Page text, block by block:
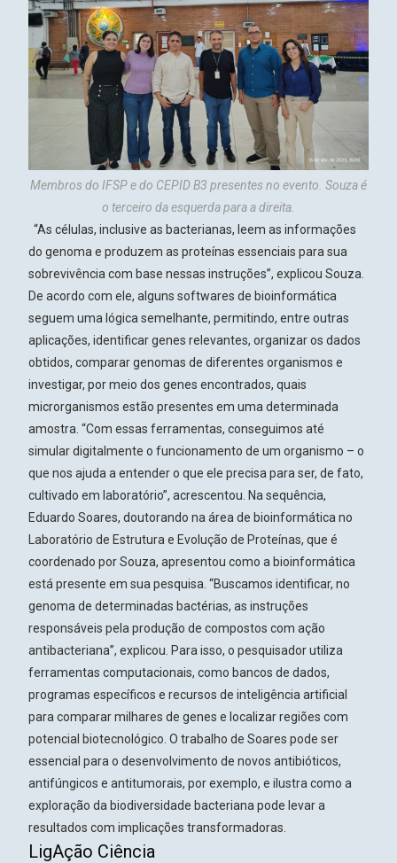
Membros do IFSP e do CEPID B3 presentes no evento. Souza é
o terceiro da esquerda para a direita.
“As células, inclusive as bacterianas, leem as informações
do genoma e produzem as proteínas essenciais para sua
sobrevivência com base nessas instruções”, explicou Souza.
De acordo com ele, alguns softwares de bioinformática
seguem uma lógica semelhante, permitindo, entre outras
aplicações, identificar genes relevantes, organizar os dados
obtidos, comparar genomas de diferentes organismos e
investigar, por meio dos genes encontrados, quais
microrganismos estão presentes em uma determinada
amostra. “Com essas ferramentas, conseguimos até
simular digitalmente o funcionamento de um organismo – o
que nos ajuda a entender o que ele precisa para ser, de fato,
cultivado em laboratório”, acrescentou. Na sequência,
Eduardo Soares, doutorando na área de bioinformática no
Laboratório de Estrutura e Evolução de Proteínas, que é
coordenado por Souza, apresentou como a bioinformática
está presente em sua pesquisa. “Buscamos identificar, no
genoma de determinadas bactérias, as instruções
responsáveis pela produção de compostos com ação
antibacteriana”, explicou. Para isso, o pesquisador utiliza
ferramentas computacionais, como bancos de dados,
programas específicos e recursos de inteligência artificial
para comparar milhares de genes e localizar regiões com
potencial biotecnológico. O trabalho de Soares pode ser
essencial para o desenvolvimento de novos antibióticos,
antifúngicos e antitumorais, por exemplo, e ilustra como a
exploração da biodiversidade bacteriana pode levar a
resultados com implicações transformadoras.
LigAção Ciência